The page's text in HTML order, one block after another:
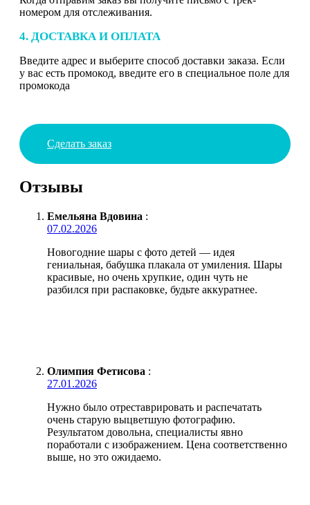
номером для отслеживания.
4. ДОСТАВКА И ОПЛАТА
Введите адрес и выберите способ доставки заказа. Если
у вас есть промокод, введите его в специальное поле для
промокода
Сделать заказ
Отзывы
Емельяна Вдовина :
07.02.2026
Новогодние шары с фото детей — идея
гениальная, бабушка плакала от умиления. Шары
красивые, но очень хрупкие, один чуть не
разбился при распаковке, будьте аккуратнее.
Олимпия Фетисова :
27.01.2026
Нужно было отреставрировать и распечатать
очень старую выцветшую фотографию.
Результатом довольна, специалисты явно
поработали с изображением. Цена соответственно
выше, но это ожидаемо.